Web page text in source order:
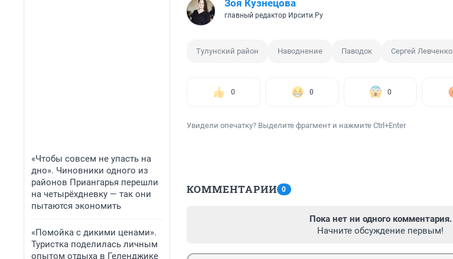
«Чтобы совсем не упасть на
дно». Чиновники одного из
районов Приангарья перешли
на четырёхдневку — так они
пытаются экономить
«Помойка с дикими ценами».
Туристка поделилась личным
опытом отдыха в Геленджике
Зоя Кузнецова
главный редактор Ирсити.Ру
Тулунский район Наводнение Паводок Сергей Левченко
0 0 0
Увидели опечатку? Выделите фрагмент и нажмите Ctrl+Enter
КОММЕНТАРИИ 0
Пока нет ни одного комментария.
Начните обсуждение первым!